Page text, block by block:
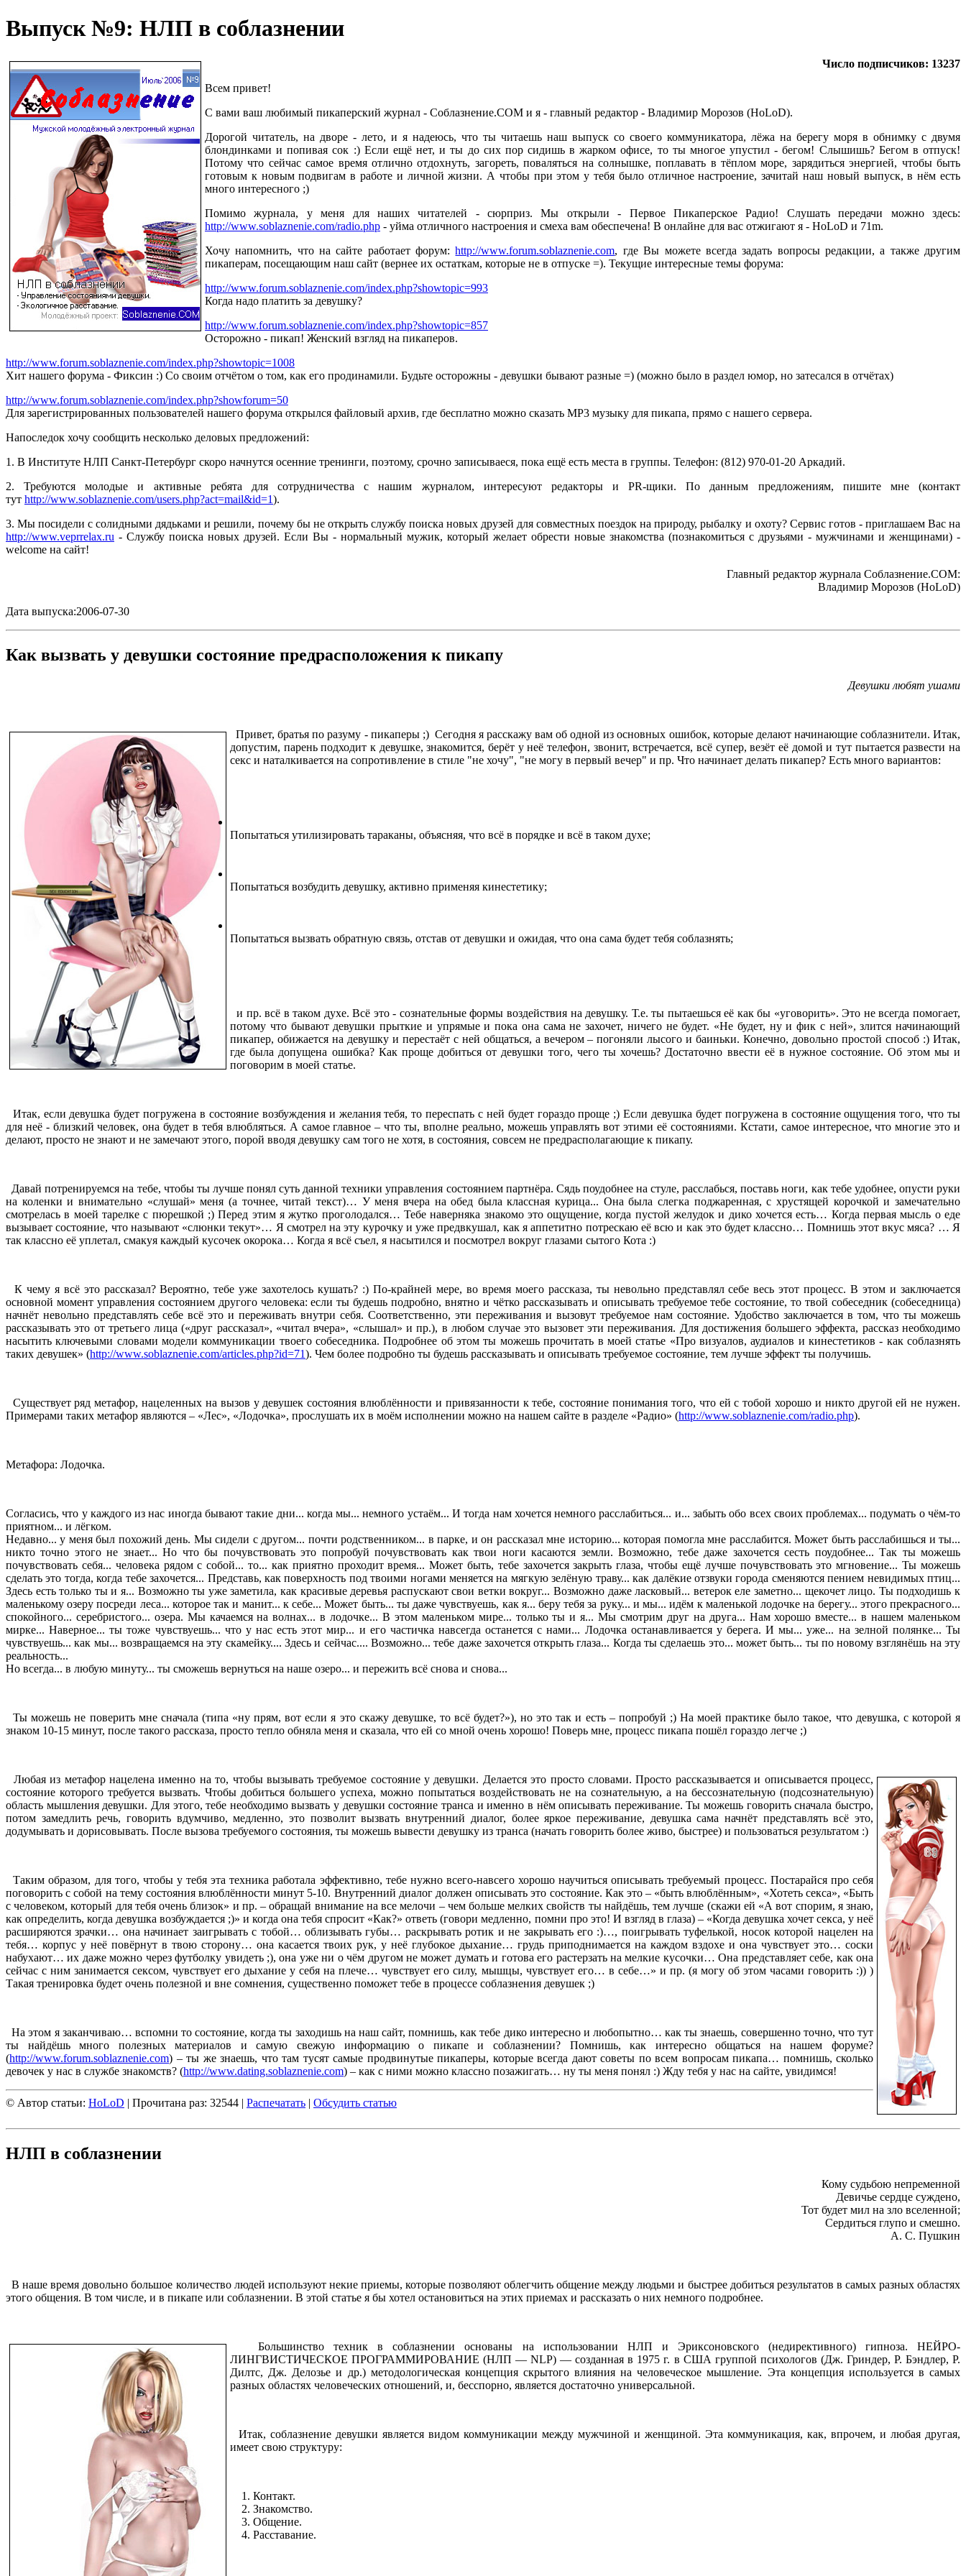
Выпуск №9: НЛП в соблазнении
Число подписчиков: 13237
Всем привет!
С вами ваш любимый пикаперский журнал - Соблазнение.COM и я - главный редактор - Владимир Морозов (HoLoD).
Дорогой читатель, на дворе - лето, и я надеюсь, что ты читаешь наш выпуск со своего коммуникатора, лёжа на берегу моря в обнимку с двумя
блондинками и попивая сок :) Если ещё нет, и ты до сих пор сидишь в жарком офисе, то ты многое упустил - бегом! Слышишь? Бегом в отпуск!
Потому что сейчас самое время отлично отдохнуть, загореть, поваляться на солнышке, поплавать в тёплом море, зарядиться энергией, чтобы быть
готовым к новым подвигам в работе и личной жизни. А чтобы при этом у тебя было отличное настроение, зачитай наш новый выпуск, в нём есть
много интересного ;)
Помимо журнала, у меня для наших читателей - сюрприз. Мы открыли - Первое Пикаперское Радио! Слушать передачи можно здесь:
http://www.soblaznenie.com/radio.php - уйма отличного настроения и смеха вам обеспечена! В онлайне для вас отжигают я - HoLoD и 71m.
Хочу напомнить, что на сайте работает форум:http://www.forum.soblaznenie.com, где Вы можете всегда задать вопросы редакции, а также другим
пикаперам, посещающим наш сайт (вернее их остаткам, которые не в отпуске =). Текущие интересные темы форума:
http://www.forum.soblaznenie.com/index.php?showtopic=993
Когда надо платить за девушку?
http://www.forum.soblaznenie.com/index.php?showtopic=857
Осторожно - пикап! Женский взгляд на пикаперов.
http://www.forum.soblaznenie.com/index.php?showtopic=1008
Хит нашего форума - Фиксин :) Со своим отчётом о том, как его продинамили. Будьте осторожны - девушки бывают разные =) (можно было в раздел юмор, но затесался в отчётах)
http://www.forum.soblaznenie.com/index.php?showforum=50
Для зарегистрированных пользователей нашего форума открылся файловый архив, где бесплатно можно сказать MP3 музыку для пикапа, прямо с нашего сервера.
Напоследок хочу сообщить несколько деловых предложений:
1. В Институте НЛП Санкт-Петербург скоро начнутся осенние тренинги, поэтому, срочно записываеся, пока ещё есть места в группы. Телефон: (812) 970-01-20 Аркадий.
2. Требуются молодые и активные ребята для сотрудничества с нашим журналом, интересуют редакторы и PR-щики. По данным предложениям, пишите мне (контакт
тут http://www.soblaznenie.com/users.php?act=mail&id=1).
3. Мы посидели с солидными дядьками и решили, почему бы не открыть службу поиска новых друзей для совместных поездок на природу, рыбалку и охоту? Сервис готов - приглашаем Вас на
http://www.veprrelax.ru - Службу поиска новых друзей. Если Вы - нормальный мужик, который желает обрести новые знакомства (познакомиться с друзьями - мужчинами и женщинами) -
welcome на сайт!
Главный редактор журнала Соблазнение.COM:
Владимир Морозов (HoLoD)
Дата выпуска:2006-07-30
Как вызвать у девушки состояние предрасположения к пикапу
Девушки любят ушами
Привет, братья по разуму - пикаперы ;) Сегодня я расскажу вам об одной из основных ошибок, которые делают начинающие соблазнители. Итак,
допустим, парень подходит к девушке, знакомится, берёт у неё телефон, звонит, встречается, всё супер, везёт её домой и тут пытается развести на
секс и наталкивается на сопротивление в стиле "не хочу", "не могу в первый вечер" и пр. Что начинает делать пикапер? Есть много вариантов:
Попытаться утилизировать тараканы, объясняя, что всё в порядке и всё в таком духе;
Попытаться возбудить девушку, активно применяя кинестетику;
Попытаться вызвать обратную связь, отстав от девушки и ожидая, что она сама будет тебя соблазнять;
и пр. всё в таком духе. Всё это - сознательные формы воздействия на девушку. Т.е. ты пытаешься её как бы «уговорить». Это не всегда помогает,
потому что бывают девушки прыткие и упрямые и пока она сама не захочет, ничего не будет. «Не будет, ну и фик с ней», злится начинающий
пикапер, обижается на девушку и перестаёт с ней общаться, а вечером – погоняли лысого и баиньки. Конечно, довольно простой способ :) Итак,
где была допущена ошибка? Как проще добиться от девушки того, чего ты хочешь? Достаточно ввести её в нужное состояние. Об этом мы и
поговорим в моей статье.
Итак, если девушка будет погружена в состояние возбуждения и желания тебя, то переспать с ней будет гораздо проще ;) Если девушка будет погружена в состояние ощущения того, что ты
для неё - близкий человек, она будет в тебя влюбляться. А самое главное – что ты, вполне реально, можешь управлять вот этими её состояниями. Кстати, самое интересное, что многие это и
делают, просто не знают и не замечают этого, порой вводя девушку сам того не хотя, в состояния, совсем не предрасполагающие к пикапу.
Давай потренируемся на тебе, чтобы ты лучше понял суть данной техники управления состоянием партнёра. Сядь поудобнее на стуле, расслабься, поставь ноги, как тебе удобнее, опусти руки
на коленки и внимательно «слушай» меня (а точнее, читай текст)… У меня вчера на обед была классная курица... Она была слегка поджаренная, с хрустящей корочкой и замечательно
смотрелась в моей тарелке с пюрешкой ;) Перед этим я жутко проголодался… Тебе наверняка знакомо это ощущение, когда пустой желудок и дико хочется есть… Когда первая мысль о еде
вызывает состояние, что называют «слюнки текут»… Я смотрел на эту курочку и уже предвкушал, как я аппетитно потрескаю её всю и как это будет классно… Помнишь этот вкус мяса? … Я
так классно её уплетал, смакуя каждый кусочек окорока… Когда я всё съел, я насытился и посмотрел вокруг глазами сытого Кота :)
К чему я всё это рассказал? Вероятно, тебе уже захотелось кушать? :) По-крайней мере, во время моего рассказа, ты невольно представлял себе весь этот процесс. В этом и заключается
основной момент управления состоянием другого человека: если ты будешь подробно, внятно и чётко рассказывать и описывать требуемое тебе состояние, то твой собеседник (собеседница)
начнёт невольно представлять себе всё это и переживать внутри себя. Соответственно, эти переживания и вызовут требуемое нам состояние. Удобство заключается в том, что ты можешь
рассказывать это от третьего лица («друг рассказал», «читал вчера», «слышал» и пр.), в любом случае это вызовет эти переживания. Для достижения большего эффекта, рассказ необходимо
насытить ключевыми словами модели коммуникации твоего собеседника. Подробнее об этом ты можешь прочитать в моей статье «Про визуалов, аудиалов и кинестетиков - как соблазнять
таких девушек» (http://www.soblaznenie.com/articles.php?id=71). Чем более подробно ты будешь рассказывать и описывать требуемое состояние, тем лучше эффект ты получишь.
Существует ряд метафор, нацеленных на вызов у девушек состояния влюблённости и привязанности к тебе, состояние понимания того, что ей с тобой хорошо и никто другой ей не нужен.
Примерами таких метафор являются – «Лес», «Лодочка», прослушать их в моём исполнении можно на нашем сайте в разделе «Радио» (http://www.soblaznenie.com/radio.php).
Метафора: Лодочка.
Согласись, что у каждого из нас иногда бывают такие дни... когда мы... немного устаём... И тогда нам хочется немного расслабиться... и... забыть обо всех своих проблемах... подумать о чём-то
приятном... и лёгком.
Недавно... у меня был похожий день. Мы сидели с другом... почти родственником... в парке, и он рассказал мне историю... которая помогла мне расслабится. Может быть расслабишься и ты...
никто точно этого не знает... Но что бы почувствовать это попробуй почувствовать как твои ноги касаются земли. Возможно, тебе даже захочется сесть поудобнее... Так ты можешь
почувствовать себя... человека рядом с собой... то... как приятно проходит время... Может быть, тебе захочется закрыть глаза, чтобы ещё лучше почувствовать это мгновение... Ты можешь
сделать это тогда, когда тебе захочется... Представь, как поверхность под твоими ногами меняется на мягкую зелёную траву... как далёкие отзвуки города сменяются пением невидимых птиц...
Здесь есть только ты и я... Возможно ты уже заметила, как красивые деревья распускают свои ветки вокруг... Возможно даже ласковый... ветерок еле заметно... щекочет лицо. Ты подходишь к
маленькому озеру посреди леса... которое так и манит... к себе... Может быть... ты даже чувствуешь, как я... беру тебя за руку... и мы... идём к маленькой лодочке на берегу... этого прекрасного...
спокойного... серебристого... озера. Мы качаемся на волнах... в лодочке... В этом маленьком мире... только ты и я... Мы смотрим друг на друга... Нам хорошо вместе... в нашем маленьком
мирке... Наверное... ты тоже чувствуешь... что у нас есть этот мир... и его частичка навсегда останется с нами... Лодочка останавливается у берега. И мы... уже... на зелной полянке... Ты
чувствуешь... как мы... возвращаемся на эту скамейку.... Здесь и сейчас.... Возможно... тебе даже захочется открыть глаза... Когда ты сделаешь это... может быть... ты по новому взглянёшь на эту
реальность...
Но всегда... в любую минуту... ты сможешь вернуться на наше озеро... и пережить всё снова и снова...
Ты можешь не поверить мне сначала (типа «ну прям, вот если я это скажу девушке, то всё будет?»), но это так и есть – попробуй ;) На моей практике было такое, что девушка, с которой я
знаком 10-15 минут, после такого рассказа, просто тепло обняла меня и сказала, что ей со мной очень хорошо! Поверь мне, процесс пикапа пошёл гораздо легче ;)
Любая из метафор нацелена именно на то, чтобы вызывать требуемое состояние у девушки. Делается это просто словами. Просто рассказывается и описывается процесс,
состояние которого требуется вызвать. Чтобы добиться большего успеха, можно попытаться воздействовать не на сознательную, а на бессознательную (подсознательную)
область мышления девушки. Для этого, тебе необходимо вызвать у девушки состояние транса и именно в нём описывать переживание. Ты можешь говорить сначала быстро,
потом замедлить речь, говорить вдумчиво, медленно, это позволит вызвать внутренний диалог, более яркое переживание, девушка сама начнёт представлять всё это,
додумывать и дорисовывать. После вызова требуемого состояния, ты можешь вывести девушку из транса (начать говорить более живо, быстрее) и пользоваться результатом :)
Таким образом, для того, чтобы у тебя эта техника работала эффективно, тебе нужно всего-навсего хорошо научиться описывать требуемый процесс. Постарайся про себя
поговорить с собой на тему состояния влюблённости минут 5-10. Внутренний диалог должен описывать это состояние. Как это – «быть влюблённым», «Хотеть секса», «Быть
с человеком, который для тебя очень близок» и пр. – обращай внимание на все мелочи – чем больше мелких свойств ты найдёшь, тем лучше (скажи ей «А вот спорим, я знаю,
как определить, когда девушка возбуждается ;)» и когда она тебя спросит «Как?» ответь (говори медленно, помни про это! И взгляд в глаза) – «Когда девушка хочет секса, у неё
расширяются зрачки… она начинает заигрывать с тобой… облизывать губы… раскрывать ротик и не закрывать его :)…, поигрывать туфелькой, носок которой нацелен на
тебя… корпус у неё повёрнут в твою сторону… она касается твоих рук, у неё глубокое дыхание… грудь приподнимается на каждом вздохе и она чувствует это… соски
набухают… их даже можно через футболку увидеть ;), она уже ни о чём другом не может думать и готова его растерзать на мелкие кусочки… Она представляет себе, как она
сейчас с ним занимается сексом, чувствует его дыхание у себя на плече… чувствует его силу, мышцы, чувствует его… в себе…» и пр. (я могу об этом часами говорить :)) )
Такая тренировка будет очень полезной и вне сомнения, существенно поможет тебе в процессе соблазнения девушек ;)
На этом я заканчиваю… вспомни то состояние, когда ты заходишь на наш сайт, помнишь, как тебе дико интересно и любопытно… как ты знаешь, совершенно точно, что тут
ты найдёшь много полезных материалов и самую свежую информацию о пикапе и соблазнении? Помнишь, как интересно общаться на нашем форуме?
(http://www.forum.soblaznenie.com) – ты же знаешь, что там тусят самые продвинутые пикаперы, которые всегда дают советы по всем вопросам пикапа… помнишь, сколько
девочек у нас в службе знакомств? (http://www.dating.soblaznenie.com) – как с ними можно классно позажигать… ну ты меня понял :) Жду тебя у нас на сайте, увидимся!
© Автор статьи: HoLoD | Прочитана раз: 32544 | Распечатать | Обсудить статью
НЛП в соблазнении
Кому судьбою непременной
Девичье сердце суждено,
Тот будет мил на зло вселенной;
Сердиться глупо и смешно.
А. С. Пушкин
В наше время довольно большое количество людей используют некие приемы, которые позволяют облегчить общение между людьми и быстрее добиться результатов в самых разных областях
этого общения. В том числе, и в пикапе или соблазнении. В этой статье я бы хотел остановиться на этих приемах и рассказать о них немного подробнее.
Большинство техник в соблазнении основаны на использовании НЛП и Эриксоновского (недирективного) гипноза. НЕЙРО-
ЛИНГВИСТИЧЕСКОЕ ПРОГРАММИРОВАНИЕ (НЛП — NLP) — созданная в 1975 г. в США группой психологов (Дж. Гриндер, Р. Бэндлер, Р.
Дилтс, Дж. Делозье и др.) методологическая концепция скрытого влияния на человеческое мышление. Эта концепция используется в самых
разных областях человеческих отношений, и, бесспорно, является достаточно универсальной.
Итак, соблазнение девушки является видом коммуникации между мужчиной и женщиной. Эта коммуникация, как, впрочем, и любая другая,
имеет свою структуру:
1. Контакт.
2. Знакомство.
3. Общение.
4. Расставание.